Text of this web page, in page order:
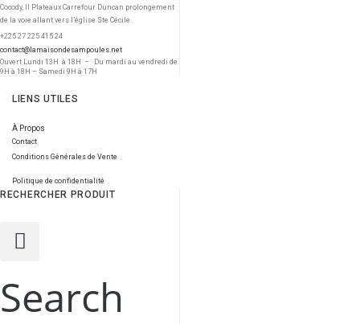
Cocody, II Plateaux Carrefour Duncan prolongement
de la voie allant vers l’église Ste Cécile.
+225 27 225 415 24
contact@lamaisondesampoules.net
Ouvert Lundi 13H à 18H – Du mardi au vendredi de
9H à 18H – Samedi 9H à 17H
LIENS UTILES
À Propos
Contact
Conditions Générales de Vente
Politique de confidentialité
RECHERCHER PRODUIT
Search